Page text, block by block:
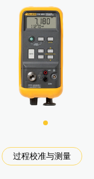
过程校准与测量
电气设备研发测试和校准
电气设备维护
电气设备维护
机械设备维护
机械设备维护
电气设备维护
过程校准与测量
过程校准与测量
泄漏检测
电气设备运维校准
数据采集和温度测试校准
过程校准与测量
电气设备维护
电气设备维护
电气设备维护
电气设备维护
电气设备维护
电气设备维护
过程校准与测量
过程校准与测量
机械设备维护
环境测试
电气设备维护
电气设备维护
电气设备维护
电气设备维护
铜缆网络维护
光纤端面检测
过程校准与测量
过程校准与测量